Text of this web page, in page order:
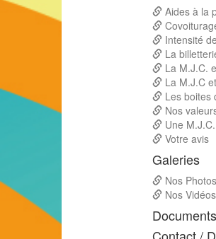
Aides à la
Intensité
La
La M.J.C.
La M.J.C
Les boites
Nos
Une
Votre avis
Galeries
Nos Photos
Nos Vidéos
Documents